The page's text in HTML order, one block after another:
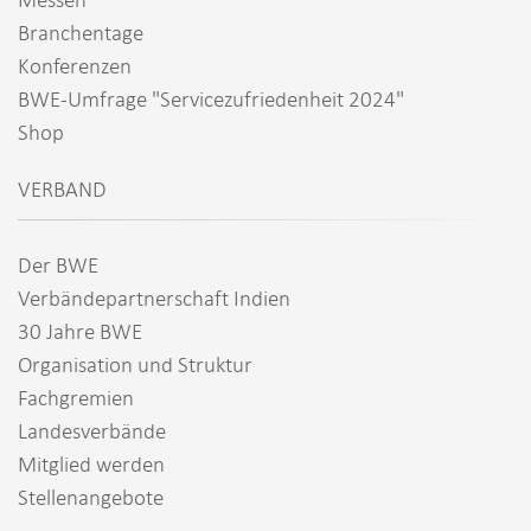
Branchentage
Konferenzen
BWE-Umfrage "Servicezufriedenheit 2024"
Shop
VERBAND
Der BWE
Verbändepartnerschaft Indien
30 Jahre BWE
Organisation und Struktur
Fachgremien
Landesverbände
Mitglied werden
Stellenangebote